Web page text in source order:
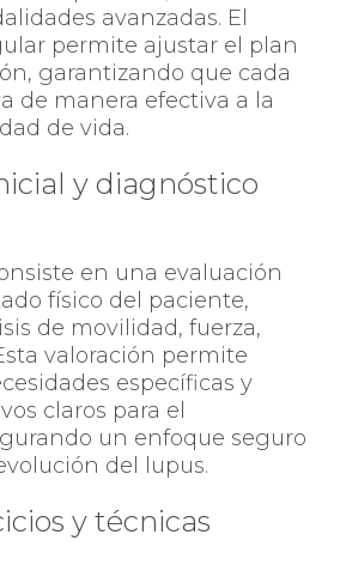
avanzadas. El
permite ajustar el plan
garantizando que cada
de manera efectiva a la
de vida.
y diagnóstico
en una evaluación
físico del paciente,
de movilidad, fuerza,
valoración permite
específicas y
claros para el
un enfoque seguro
del lupus.
y técnicas